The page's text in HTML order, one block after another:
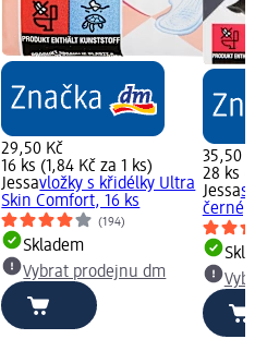
29,50 Kč
16 ks (1,84 Kč za 1 ks)
Jessavložky s křidélky Ultra
Skin Comfort, 16 ks
(194)
Skladem
Vybrat prodejnu dm
35,50 Kč
28 ks
Jessa
černé,